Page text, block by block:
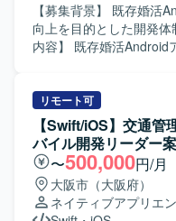
【募集背景】 既存婚活
向上を目的とした開発体制
内容】 既存婚活Android
担当していただきます
と連携しながら、仕様
きます。 【求める人物像】 チーム開発を前提に円滑なコミ
ュニケーションが取れ、
る方を求めています。既
つ、より良いアーキテク
り組める方が望ましいです。 【ポジションの魅
リモート可
【Swift/iOS】交通
バイル開発リーダー
〜500,000円/月
大阪市（大阪府）
ネイティブアプリエ